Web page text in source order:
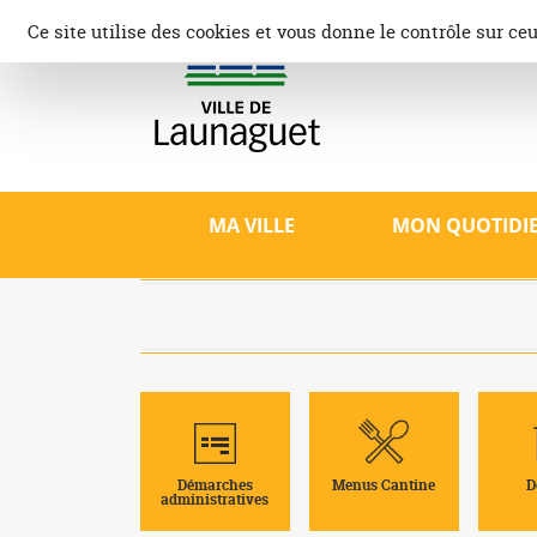
contenu
Site
MA VILLE MON
Démarches
administratives
Menus Cantine
Ce site utilise des cookies et vous donne le contrôle sur